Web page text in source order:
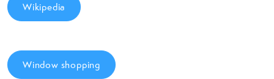
Wikipedia
Window shopping